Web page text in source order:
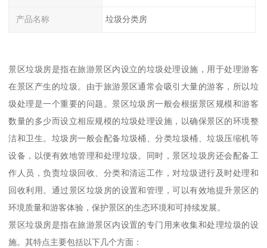
产品名称 垃圾分类房
景区垃圾房是指在旅游景区内设立的垃圾处理设施，用于处理游客
在景区产生的垃圾。由于旅游景区通常会吸引大量的游客，所以垃
圾处理是一个重要的问题。景区垃圾房一般会根据景区规模和游客
数量的多少而设立相应规模的垃圾处理设施，以确保景区的环境整
洁和卫生。垃圾房一般会配备垃圾桶、分类垃圾桶、垃圾压缩机等
设备，以便有效地管理和处理垃圾。同时，景区垃圾房还会配备工
作人员，负责垃圾回收、分类和清运工作，对垃圾进行及时处理和
回收利用。通过景区垃圾房的设置和管理，可以有效地提升景区的
环境质量和游客体验，保护景区的生态环境和可持续发展。
景区垃圾房是指在旅游景区内设置的专门用来收集和处理垃圾的设
施。其特点主要包括以下几个方面：